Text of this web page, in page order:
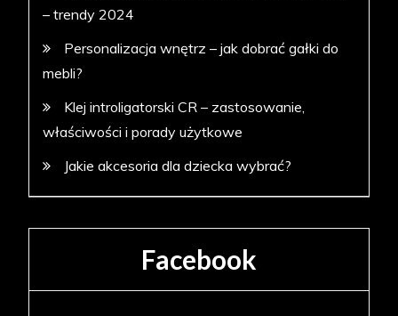
– trendy 2024
Personalizacja wnętrz – jak dobrać gałki do
mebli?
Klej introligatorski CR – zastosowanie,
właściwości i porady użytkowe
Jakie akcesoria dla dziecka wybrać?
Facebook